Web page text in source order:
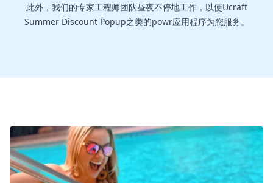
此外，我们的专家工程师团队昼夜不停地工作，以使Ucraft
Summer Discount Popup之类的powr应用程序为您服务。